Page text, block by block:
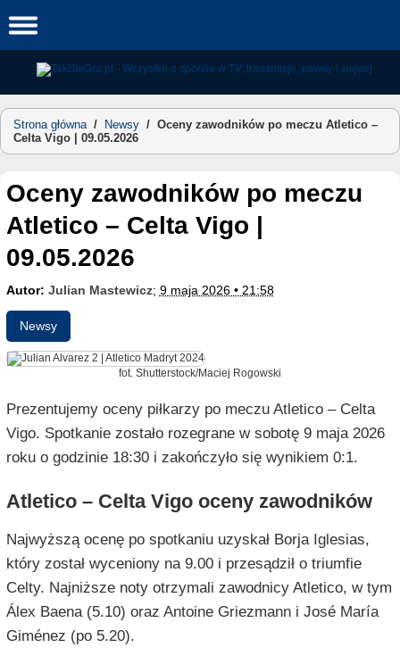
to
Strona główna/ Newsy / Oceny zawodników po meczu Atletico –
Celta Vigo | 09.05.2026
Oceny zawodników po meczu
Atletico – Celta Vigo |
09.05.2026
Autor: Julian Mastewicz; 9 maja 2026 • 21:58
Newsy
fot. Shutterstock/Maciej Rogowski
Prezentujemy oceny piłkarzy po meczu Atletico – Celta
Vigo. Spotkanie zostało rozegrane w sobotę 9 maja 2026
roku o godzinie 18:30 i zakończyło się wynikiem 0:1.
Atletico – Celta Vigo oceny zawodników
Najwyższą ocenę po spotkaniu uzyskał Borja Iglesias,
który został wyceniony na 9.00 i przesądził o triumfie
Celty. Najniższe noty otrzymali zawodnicy Atletico, w tym
Álex Baena (5.10) oraz Antoine Griezmann i José María
Giménez (po 5.20).